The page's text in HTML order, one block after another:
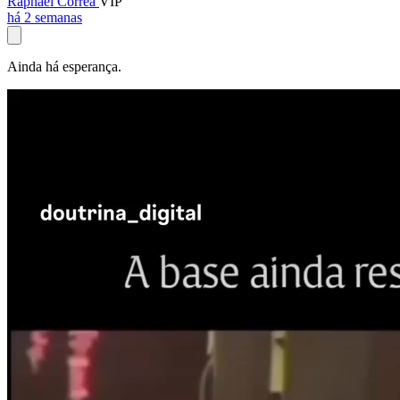
há 2 semanas
Ainda há esperança.